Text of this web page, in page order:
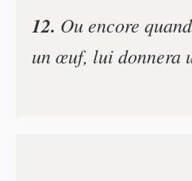
12. Ou encore
un œuf, lui donnera